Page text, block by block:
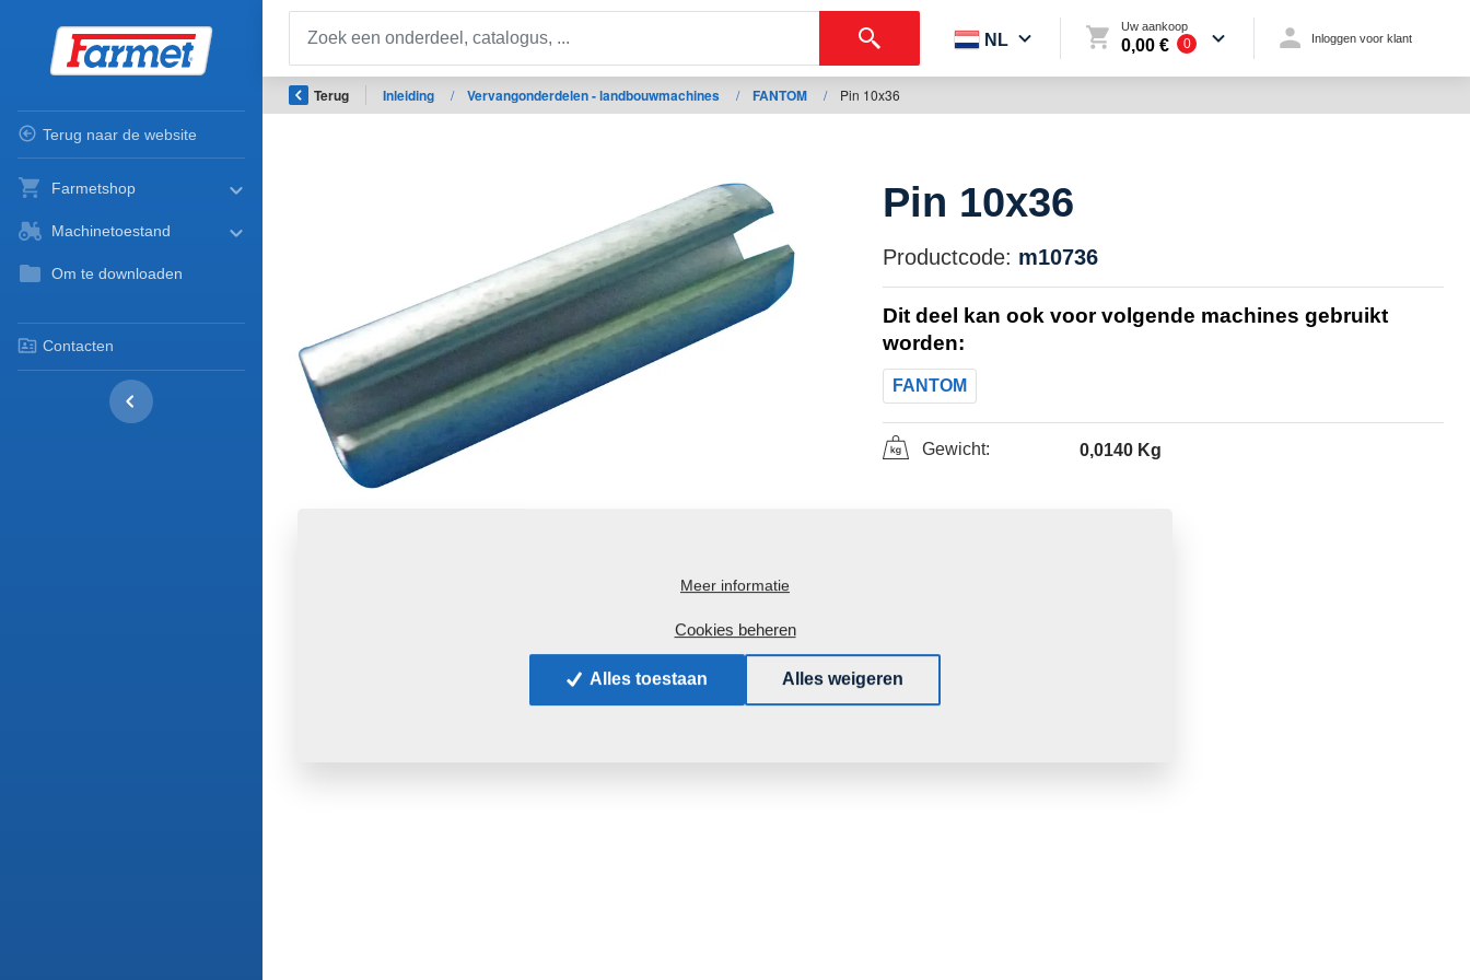
Terug naar de website
Farmetshop
Machinetoestand
Om te downloaden
Contacten
NL
Uw aankoop
0,00 € 0 Inloggen voor klant
Terug Inleiding / Vervangonderdelen - landbouwmachines / FANTOM / Pin 10x36
Pin 10x36
Productcode: m10736
Dit deel kan ook voor volgende machines gebruikt
worden:
FANTOM
Gewicht: 0,0140 Kg
Meer informatie
Cookies beheren
Alles toestaan Alles weigeren